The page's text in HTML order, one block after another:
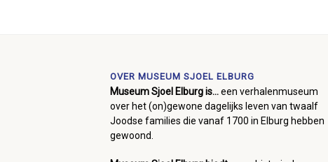
OVER MUSEUM SJOEL ELBURG
Museum Sjoel Elburg is...een verhalenmuseum
over het (on)gewone dagelijks leven van twaalf
Joodse families die vanaf 1700 in Elburg hebben
gewoond.